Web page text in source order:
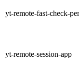
yt-remote-fast-check-
yt-remote-session-app